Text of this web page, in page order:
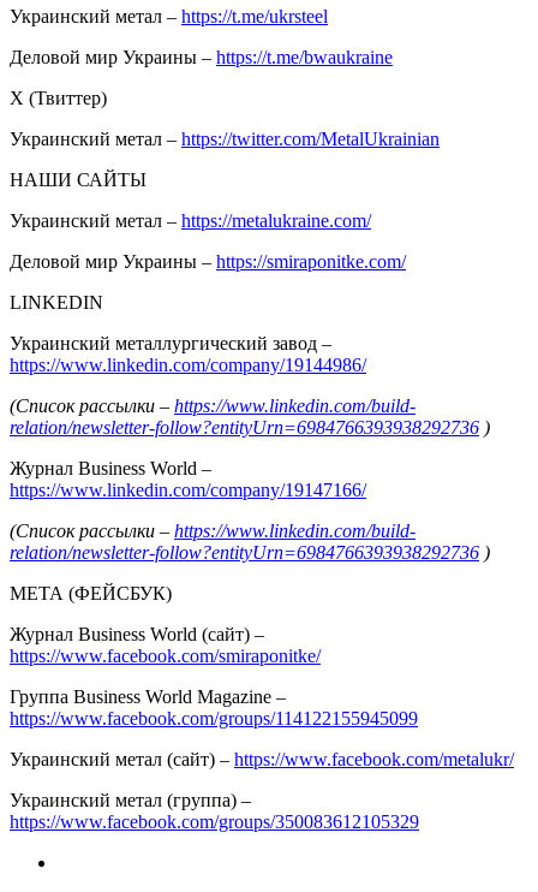
Украинский метал – https://t.me/ukrsteel
Деловой мир Украины – https://t.me/bwaukraine
Х (Твиттер)
Украинский метал – https://twitter.com/MetalUkrainian
НАШИ САЙТЫ
Украинский метал – https://metalukraine.com/
Деловой мир Украины – https://smiraponitke.com/
LINKEDIN
Украинский металлургический завод –
https://www.linkedin.com/company/19144986/
(Список рассылки – https://www.linkedin.com/build-
relation/newsletter-follow?entityUrn=6984766393938292736 )
Журнал Business World –
https://www.linkedin.com/company/19147166/
(Список рассылки – https://www.linkedin.com/build-
relation/newsletter-follow?entityUrn=6984766393938292736 )
МЕТА (ФЕЙСБУК)
Журнал Business World (сайт) –
https://www.facebook.com/smiraponitke/
Группа Business World Magazine –
https://www.facebook.com/groups/114122155945099
Украинский метал (сайт) – https://www.facebook.com/metalukr/
Украинский метал (группа) –
https://www.facebook.com/groups/350083612105329